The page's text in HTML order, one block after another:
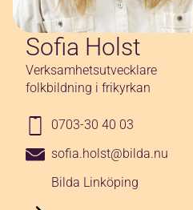
Sofia Holst
Verksamhetsutvecklare
folkbildning i frikyrkan
0703-30 40 03
sofia.holst@bilda.nu
Bilda Linköping